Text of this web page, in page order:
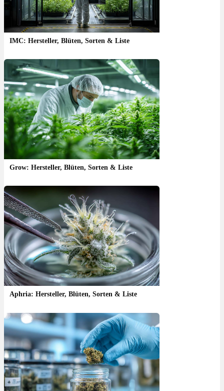
IMC: Hersteller, Blüten, Sorten & Liste
Grow: Hersteller, Blüten, Sorten & Liste
Aphria: Hersteller, Blüten, Sorten & Liste